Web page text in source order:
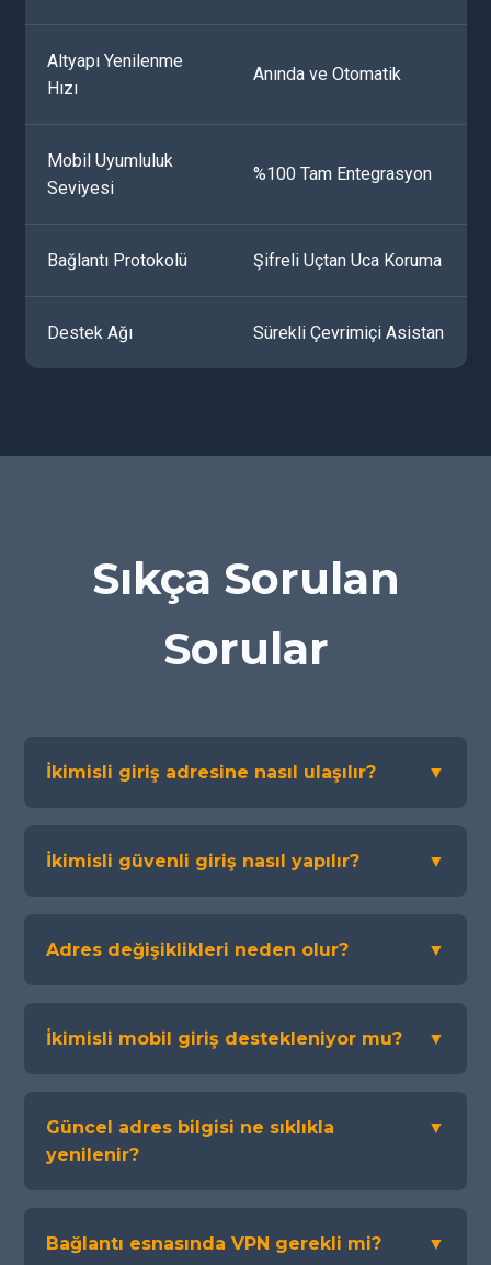
Altyapı Yenilenme
Hızı
Anında ve Otomatik
Mobil Uyumluluk
Seviyesi
%100 Tam Entegrasyon
Bağlantı Protokolü Şifreli Uçtan Uca Koruma
Destek Ağı Sürekli Çevrimiçi Asistan
Sıkça Sorulan
Sorular
İkimisli giriş adresine nasıl ulaşılır? ▼
İkimisli güvenli giriş nasıl yapılır? ▼
Adres değişiklikleri neden olur? ▼
İkimisli mobil giriş destekleniyor mu? ▼
Güncel adres bilgisi ne sıklıkla
yenilenir?
▼
Bağlantı esnasında VPN gerekli mi? ▼